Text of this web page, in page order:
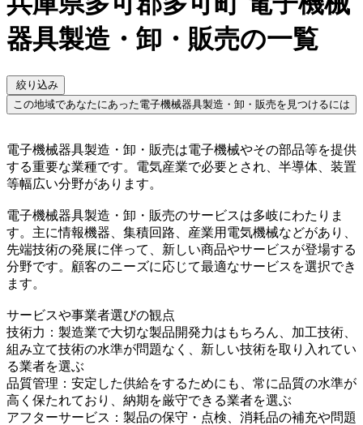
器具製造・卸・販売の一覧
絞り込み
この地域であなたにあった電子機械器具製造・卸・販売を見つけるには
電子機械器具製造・卸・販売は電子機械やその部品等を提供
する重要な業種です。電気産業で必要とされ、半導体、装置
等幅広い分野があります。
電子機械器具製造・卸・販売のサービスは多岐にわたりま
す。主に情報機器、集積回路、産業用電気機械などがあり、
先端技術の発展に伴って、新しい商品やサービスが登場する
分野です。顧客のニーズに応じて最適なサービスを選択でき
ます。
サービスや事業者選びの観点
技術力：製造業で大切な製品開発力はもちろん、加工技術、
組み立て技術の水準が問題なく、新しい技術を取り入れてい
る業者を選ぶ
品質管理：安定した供給をするためにも、常に品質の水準が
高く保たれており、納期を厳守できる業者を選ぶ
アフターサービス：製品の保守・点検、消耗品の補充や問題